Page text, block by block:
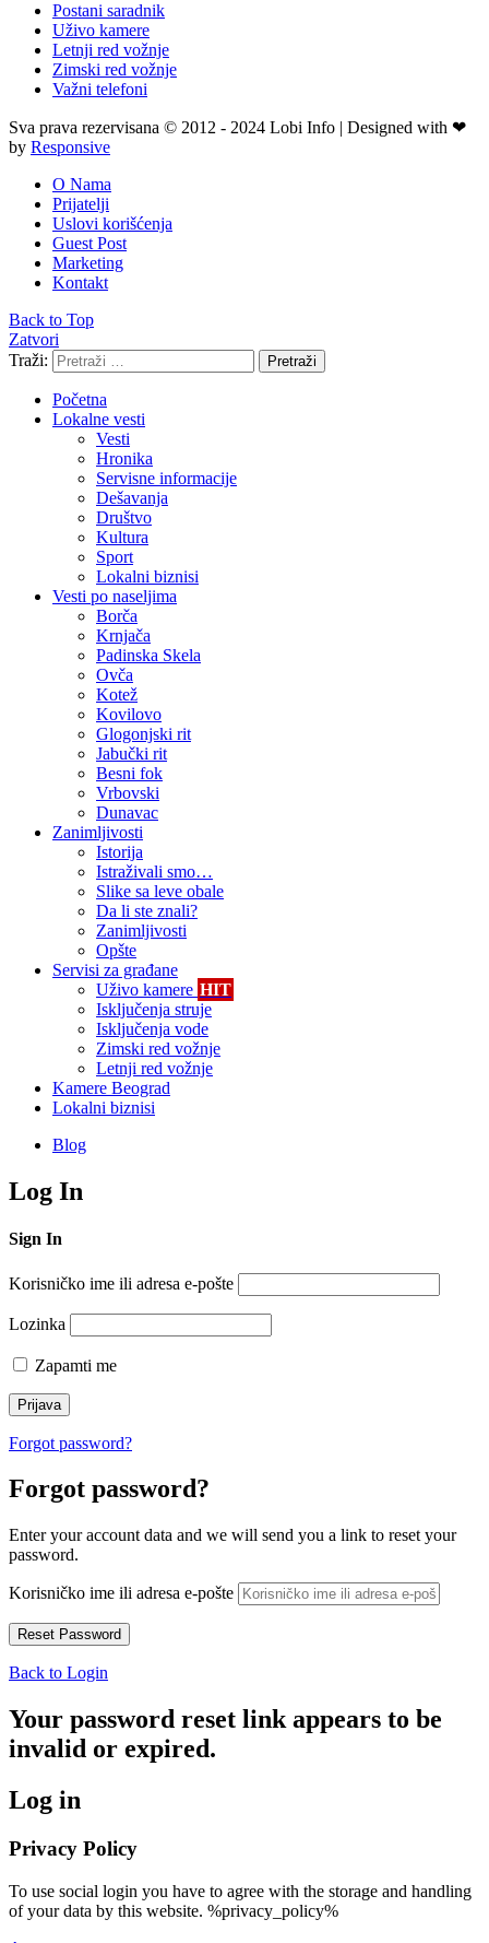
Postani saradnik
Uživo kamere
Letnji red vožnje
Zimski red vožnje
Važni telefoni
Sva prava rezervisana © 2012 - 2024 Lobi Info | Designed with ❤
by Responsive
O Nama
Prijatelji
Uslovi korišćenja
Guest Post
Marketing
Kontakt
Back to Top
Zatvori
Traži:
Pretraži
Početna
Lokalne vesti
Vesti
Hronika
Servisne informacije
Dešavanja
Društvo
Kultura
Sport
Lokalni biznisi
Vesti po naseljima
Borča
Krnjača
Padinska Skela
Ovča
Kotež
Kovilovo
Glogonjski rit
Jabučki rit
Besni fok
Vrbovski
Dunavac
Zanimljivosti
Istorija
Istraživali smo…
Slike sa leve obale
Da li ste znali?
Zanimljivosti
Opšte
Servisi za građane
Uživo kamere HIT
Isključenja struje
Isključenja vode
Zimski red vožnje
Letnji red vožnje
Kamere Beograd
Lokalni biznisi
Blog
Log In
Sign In
Korisničko ime ili adresa e-pošte
Lozinka
Zapamti me
Forgot password?
Forgot password?
Enter your account data and we will send you a link to reset your
password.
Korisničko ime ili adresa e-pošte
Back to Login
Your password reset link appears to be
invalid or expired.
Log in
Privacy Policy
To use social login you have to agree with the storage and handling
of your data by this website. %privacy_policy%